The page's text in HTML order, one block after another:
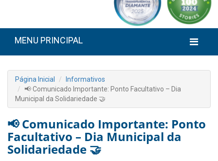
MENU PRINCIPAL
Página Inicial
Informativos
📢 Comunicado Importante: Ponto Facultativo – Dia
Municipal da Solidariedade 🤝
📢 Comunicado Importante: Ponto
Facultativo – Dia Municipal da
Solidariedade 🤝